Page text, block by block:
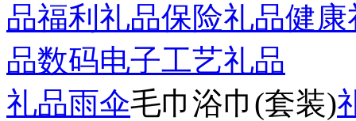
品福利礼品保险礼品健康
品数码电子工艺礼品
礼品雨伞毛巾浴巾(套装)